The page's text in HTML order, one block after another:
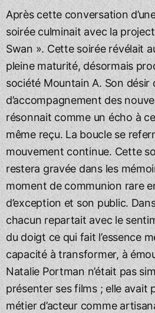
Après cette conversation
soirée culminait avec la
Swan ». Cette soirée révélait
pleine maturité, désormais
société Mountain A. Son désir
d’accompagnement des
résonnait comme un écho à ce
même reçu. La boucle se
mouvement continue. Cette
restera gravée dans les
moment de communion rare
d’exception et son public.
chacun repartait avec le
du doigt ce qui fait l’essence
capacité à transformer, à
Natalie Portman n’était pas
présenter ses films ; elle avait
métier d’acteur comme